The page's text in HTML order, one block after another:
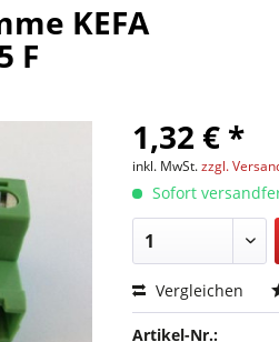
KEFA
F
1,32 € *
inkl. MwSt.zzgl.
Sofort
Vergleichen
Artikel-Nr.: